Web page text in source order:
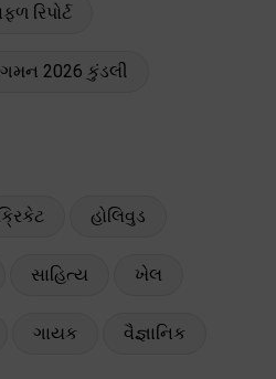
રિપોર્ટ
2026 કુંડલી
હોલિવુડ
સાહિત્ય ખેલ
ગાયક વૈજ્ઞાનિક